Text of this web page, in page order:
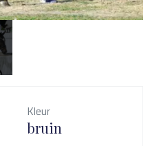
Kleur
bruin